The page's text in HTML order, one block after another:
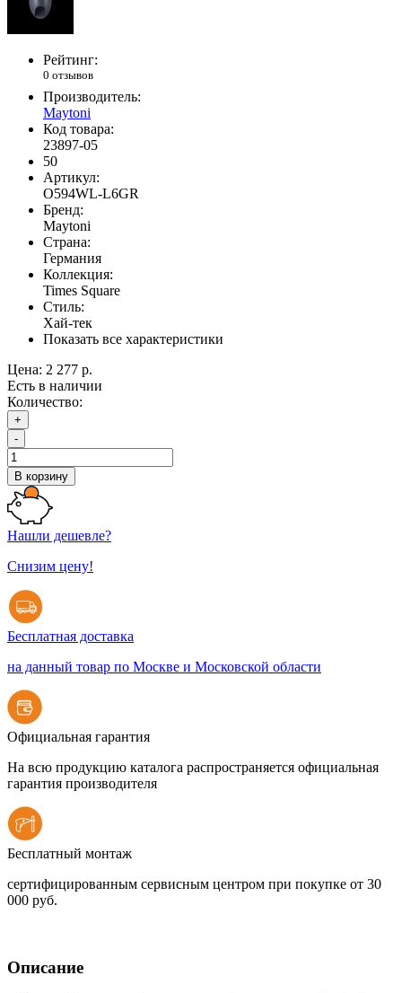
Рейтинг:
0 отзывов
Производитель:
Maytoni
Код товара:
23897-05
50
Артикул:
O594WL-L6GR
Бренд:
Maytoni
Страна:
Германия
Коллекция:
Times Square
Стиль:
Хай-тек
Показать все характеристики
Цена: 2 277 р.
Есть в наличии
Количество:
+
-
В корзину
Нашли дешевле?
Снизим цену!
Бесплатная доставка
на данный товар по Москве и Московской области
Официальная гарантия
На всю продукцию каталога распространяется официальная
гарантия производителя
Бесплатный монтаж
сертифицированным сервисным центром при покупке от 30
000 руб.
Описание